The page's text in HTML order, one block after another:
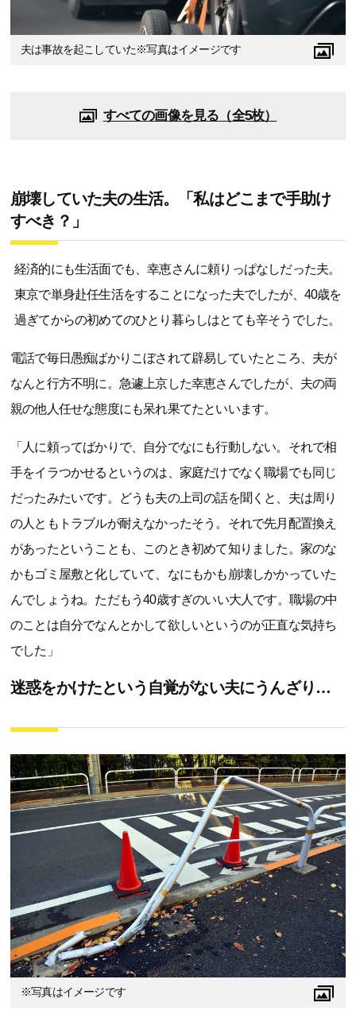
夫は事故を起こしていた※写真はイメージです
すべての画像を見る（全5枚）
崩壊していた夫の生活。「私はどこまで手助け
すべき？」
経済的にも生活面でも、幸恵さんに頼りっぱなしだった夫。
東京で単身赴任生活をすることになった夫でしたが、40歳を
過ぎてからの初めてのひとり暮らしはとても辛そうでした。
電話で毎日愚痴ばかりこぼされて辟易していたところ、夫が
なんと行方不明に。急遽上京した幸恵さんでしたが、夫の両
親の他人任せな態度にも呆れ果てたといいます。
「人に頼ってばかりで、自分でなにも行動しない。それで相
手をイラつかせるというのは、家庭だけでなく職場でも同じ
だったみたいです。どうも夫の上司の話を聞くと、夫は周り
の人ともトラブルが耐えなかったそう。それで先月配置換え
があったということも、このとき初めて知りました。家のな
かもゴミ屋敷と化していて、なにもかも崩壊しかかっていた
んでしょうね。ただもう40歳すぎのいい大人です。職場の中
のことは自分でなんとかして欲しいというのが正直な気持ち
でした」
迷惑をかけたという自覚がない夫にうんざり…
※写真はイメージです